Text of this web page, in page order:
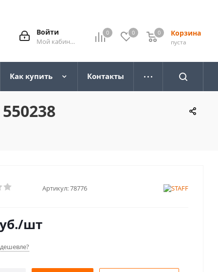
0 0 Корзина
0
пуста
0
Войти
Мой кабинет
Как купить Контакты
Артикул:78776
/шт